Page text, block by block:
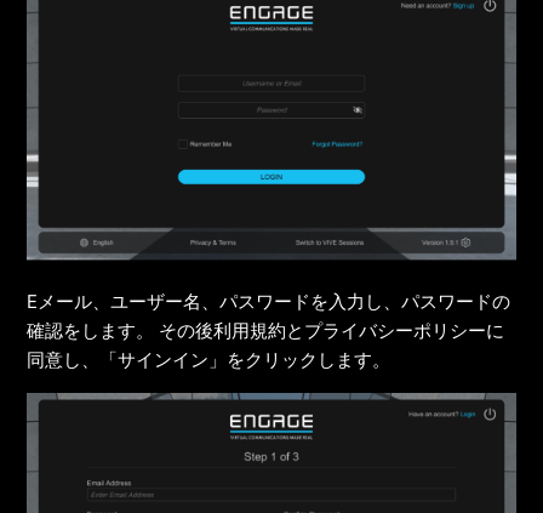
Eメール、ユーザー名、パスワードを入力し、パスワードの
確認をします。 その後利用規約とプライバシーポリシーに
同意し、「サインイン」をクリックします。